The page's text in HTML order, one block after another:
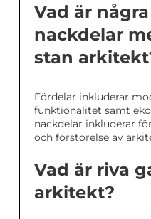
Vad är
nackdelar
stan
Fördelar inkluderar
funktionalitet samt
nackdelar inkluderar
och förstörelse av
Vad är riva
arkitekt?